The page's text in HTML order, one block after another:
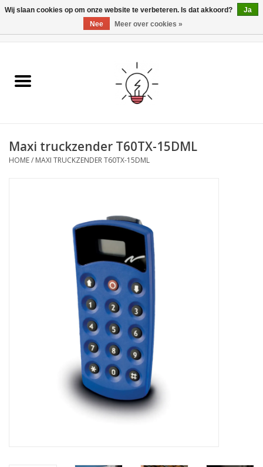
Ismartgate
Handzenders
Maxi truckzender T60TX-15DML
HOME/ MAXI TRUCKZENDER T60TX-15DML
Wij slaan cookies op om onze website te verbeteren. Is dat akkoord?
Ja
Nee
Meer over cookies »